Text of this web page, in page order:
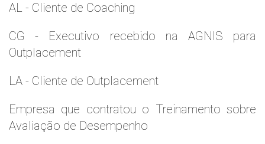
AL - Cliente de Coaching
CG - Executivo recebido na AGNIS para
Outplacement
LA - Cliente de Outplacement
Empresa que contratou o Treinamento sobre
Avaliação de Desempenho